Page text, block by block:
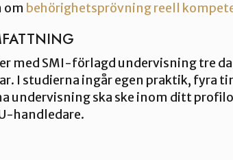
om behörighetsprövning reell
med SMI-förlagd undervisning tre
I studierna ingår egen praktik, fyra
undervisning ska ske inom ditt
handledare.